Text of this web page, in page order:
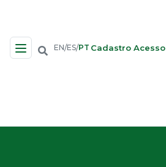
Navegação no Site
EN/ES/PT Cadastro Acesso